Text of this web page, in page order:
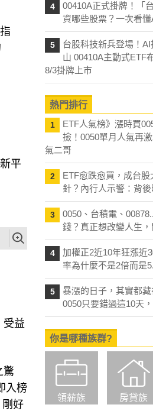
平
受益
驚
入榜
剛好
4
00410A正式掛牌！「
資哪些股票？一次看
5
台股科技新兵登場！
山 00410A主動式ETF
8/3掛牌上市
熱門排行
1
ETF人氣榜》漲時買
撿！0050單月人氣再
氣二哥
2
ETF愈跌愈買，成台股
針？內行人示警：背
3
0050、台積電、
錢？真正想改變人生，
4
加權正2近10年狂漲近
率為什麼不是2倍而是
5
暴漲的日子，其實都
0050只要錯過這10天
你是哪種族群?
領薪族 房貸族